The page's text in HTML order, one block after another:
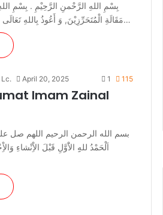
بِسْمِ اللهِ الرَّحْمنِ الرَّحِيْمِ . بِسْمِ
مَقَالَةِ الْمُتَحَرِّزِيْنَ, وَ أَعُوذُ بِاللهِ تَعَالَى مِنْ جَوْرِ الْجَائِرِيْنَ, وَ…
April 20, 2025 1 115
Imam Zainal
اَلْحَمْدُ للهِِ الاَْوَّلِ قَبْلَ الاِْنْشاءِ